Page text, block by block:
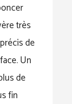
très
de
Un
de
fin